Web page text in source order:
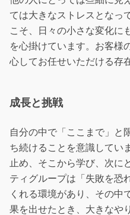
ては大きなストレスとなっ
こそ、日々の小さな変化に
を心掛けています。お客様
心してお任せいただける存
成長と挑戦
自分の中で「ここまで」と
ち続けることを意識してい
止め、そこから学び、次に
ティグループは「失敗を恐
くれる環境があり、その中
果を出せたとき、大きなや